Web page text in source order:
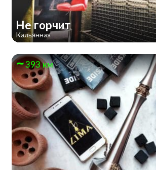
Не горчит
Кальянная
393 км